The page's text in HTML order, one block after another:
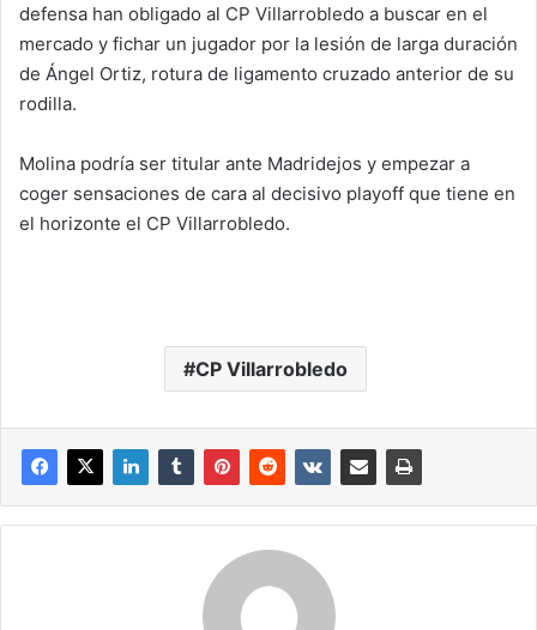
defensa han obligado al CP Villarrobledo a buscar en el
mercado y fichar un jugador por la lesión de larga duración
de Ángel Ortiz, rotura de ligamento cruzado anterior de su
rodilla.
Molina podría ser titular ante Madridejos y empezar a
coger sensaciones de cara al decisivo playoff que tiene en
el horizonte el CP Villarrobledo.
CP Villarrobledo